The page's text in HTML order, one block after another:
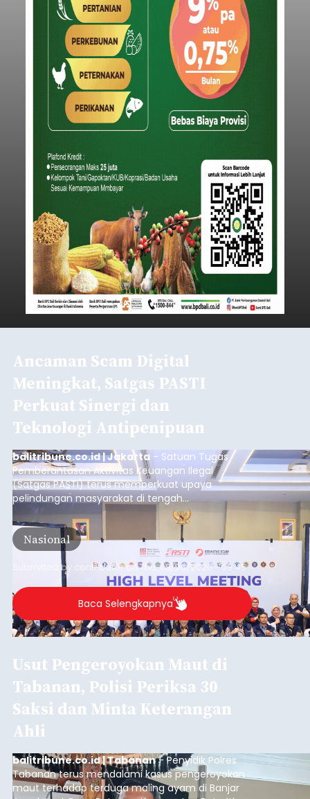
Ancaman Scam Digital
Meningkat, Satgas PASTI
Perkuat Sinergi dan
Teknologi Antipenipuan
balitribune.co.id | Jakarta - Satuan Tugas
Pemberantasan Aktivitas Keuangan Ilegal
(Satgas PASTI) terus memperkuat upaya
pelindungan masyarakat di tengah
meningkatnya ancaman penipuan digital yang
semakin kompleks.
Nasional
Submitted by contributoronThu, 08/06/2026 - 09:45
Baca Selengkapnya
Usut Pengeroyokan Maut di
Tabanan, Polisi Periksa 30
Saksi dan Minta Keterangan
Ahli
balitribune.co.id | Tabanan- Penyidik Polres
Tabanan terus mendalami kasus pengeroyokan
maut terhadap terduga maling ayam di Banjar